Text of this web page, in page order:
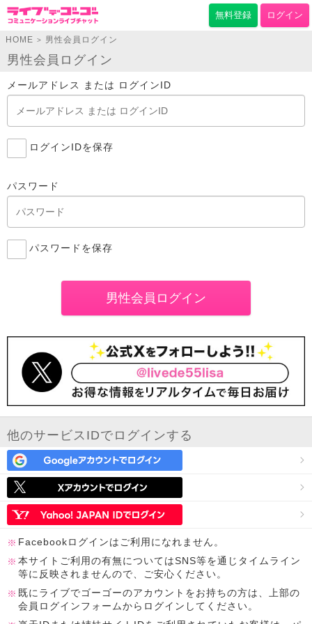
無料登録 ログイン
HOME > 男性会員ログイン
男性会員ログイン
メールアドレス または ログインID
ログインIDを保存
パスワード
パスワードを保存
他のサービスIDでログインする
Facebookログインはご利用になれません。
本サイトご利用の有無についてはSNS等を通じタイムライン
等に反映されませんので、ご安心ください。
既にライブでゴーゴーのアカウントをお持ちの方は、上部の
会員ログインフォームからログインしてください。